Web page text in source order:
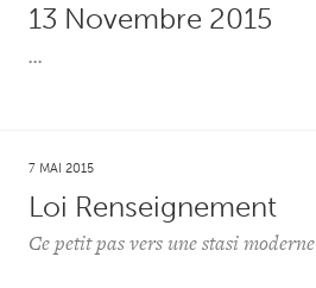
13 Novembre 2015
...
7 MAI 2015
Loi Renseignement
Ce petit pas vers une stasi moderne